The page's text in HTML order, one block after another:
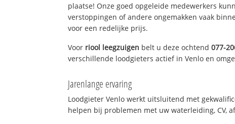
plaatse! Onze goed opgeleide medewerkers
verstoppingen of andere ongemakken vaak
voor een redelijke prijs.
Voor riool leegzuigen belt u deze ochtend077-
verschillende loodgieters actief in Venlo en
Jarenlange ervaring
Loodgieter Venlo werkt uitsluitend met
helpen bij problemen met uw waterleiding, CV,